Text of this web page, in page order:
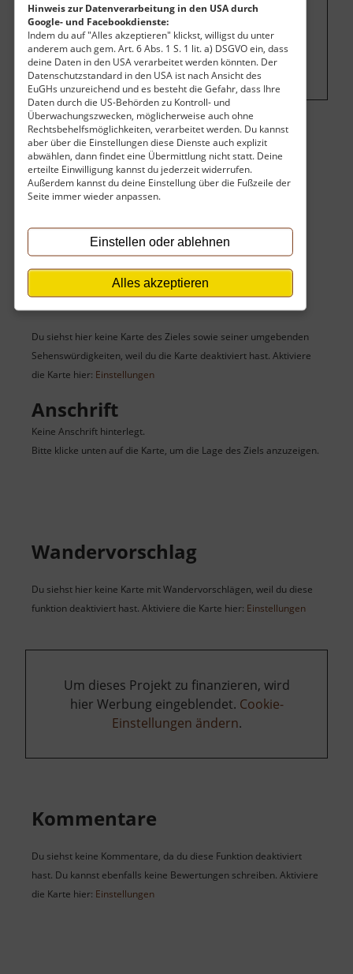
Hinweis zur Datenverarbeitung in den USA durch
Google- und Facebookdienste:
Indem du auf "Alles akzeptieren" klickst, willigst du unter
anderem auch gem. Art. 6 Abs. 1 S. 1 lit. a) DSGVO ein, dass
deine Daten in den USA verarbeitet werden könnten. Der
Datenschutzstandard in den USA ist nach Ansicht des
EuGHs unzureichend und es besteht die Gefahr, dass Ihre
Daten durch die US-Behörden zu Kontroll- und
Überwachungszwecken, möglicherweise auch ohne
Rechtsbehelfsmöglichkeiten, verarbeitet werden. Du kannst
aber über die Einstellungen diese Dienste auch explizit
abwählen, dann findet eine Übermittlung nicht statt. Deine
erteilte Einwilligung kannst du jederzeit widerrufen.
Außerdem kannst du deine Einstellung über die Fußzeile der
Seite immer wieder anpassen.
Einstellen oder ablehnen
Alles akzeptieren
Um dieses Projekt zu finanzieren, wird
hier Werbung eingeblendet.Cookie-
Einstellungen ändern.
Eintritt
Der Eintritt ist kostenlos.
Öffnungszeiten
Karte
Du siehst hier keine Karte des Zieles sowie seiner umgebenden
Sehenswürdigkeiten, weil du die Karte deaktiviert hast. Aktiviere
die Karte hier: Einstellungen
Anschrift
Keine Anschrift hinterlegt.
Bitte klicke unten auf die Karte, um die Lage des Ziels anzuzeigen.
Wandervorschlag
Du siehst hier keine Karte mit Wandervorschlägen, weil du diese
funktion deaktiviert hast. Aktiviere die Karte hier: Einstellungen
Um dieses Projekt zu finanzieren, wird
hier Werbung eingeblendet. Cookie-
Einstellungen ändern.
Kommentare
Du siehst keine Kommentare, da du diese Funktion deaktiviert
hast. Du kannst ebenfalls keine Bewertungen schreiben. Aktiviere
die Karte hier: Einstellungen